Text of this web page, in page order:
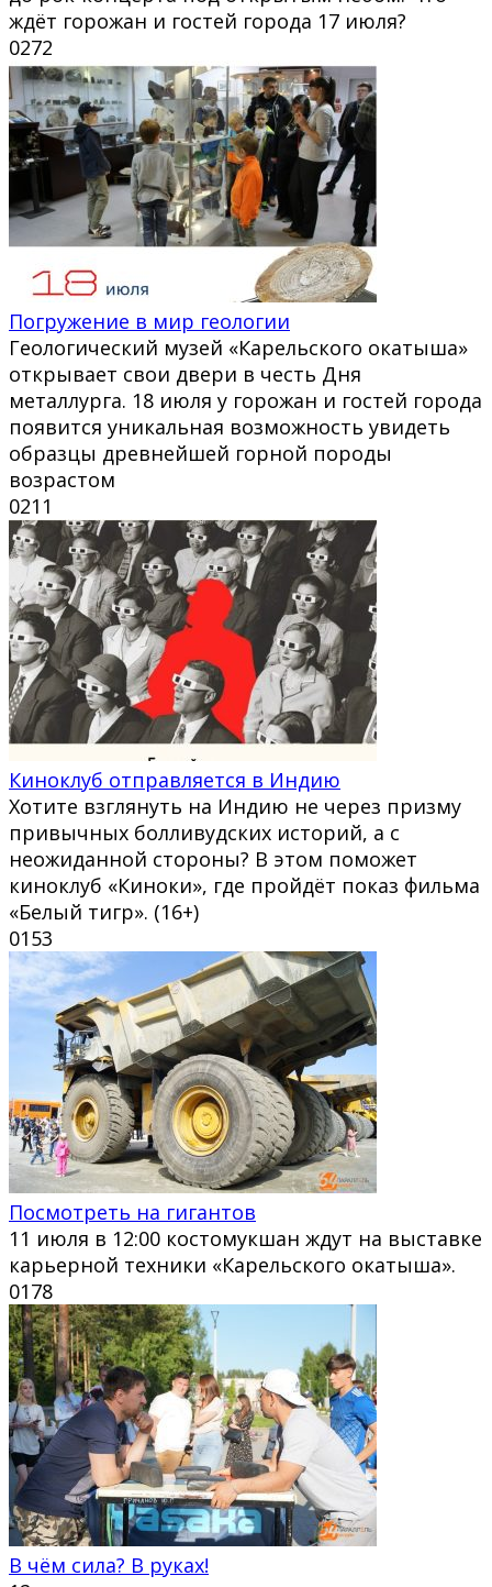
ждёт горожан и гостей города 17 июля?
0272
Погружение в мир геологии
Геологический музей «Карельского окатыша»
открывает свои двери в честь Дня
металлурга. 18 июля у горожан и гостей города
появится уникальная возможность увидеть
образцы древнейшей горной породы
возрастом
0211
Киноклуб отправляется в Индию
Хотите взглянуть на Индию не через призму
привычных болливудских историй, а с
неожиданной стороны? В этом поможет
киноклуб «Киноки», где пройдёт показ фильма
«Белый тигр». (16+)
0153
Посмотреть на гигантов
11 июля в 12:00 костомукшан ждут на выставке
карьерной техники «Карельского окатыша».
0178
В чём сила? В руках!